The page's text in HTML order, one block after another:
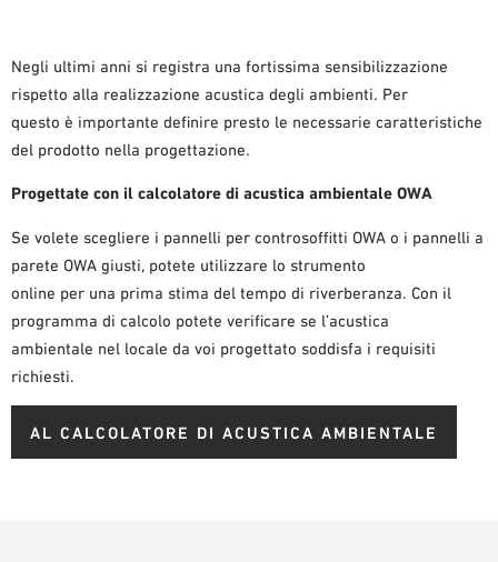
Negli ultimi anni si registra una fortissima sensibilizzazione
rispetto alla realizzazione acustica degli ambienti. Per
questo è importante definire presto le necessarie caratteristiche
del prodotto nella progettazione.
Progettate con il calcolatore di acustica ambientale OWA
Se volete scegliere i pannelli per controsoffitti OWA o i pannelli a
parete OWA giusti, potete utilizzare lo strumento
online per una prima stima del tempo di riverberanza. Con il
programma di calcolo potete verificare se l’acustica
ambientale nel locale da voi progettato soddisfa i requisiti
richiesti.
AL CALCOLATORE DI ACUSTICA AMBIENTALE